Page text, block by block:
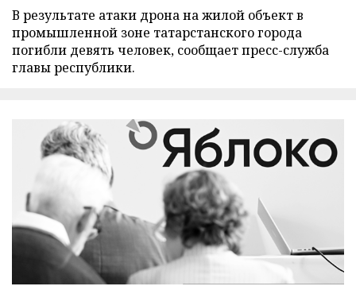
В результате атаки дрона на жилой объект в
промышленной зоне татарстанского города
погибли девять человек, сообщает пресс-служба
главы республики.